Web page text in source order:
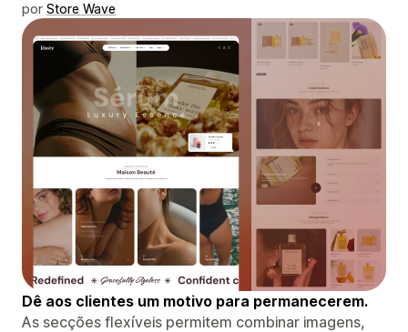
por Store Wave
Dê aos clientes um motivo para permanecerem.
As secções flexíveis permitem combinar imagens,